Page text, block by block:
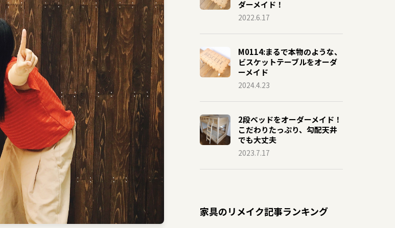
ダーメイド！
2022.6.17
M0114:まるで本物のような、
ビスケットテーブルをオーダ
ーメイド
2024.4.23
2段ベッドをオーダーメイド！
こだわりたっぷり、勾配天井
でも大丈夫
2023.7.17
家具のリメイク記事ランキング